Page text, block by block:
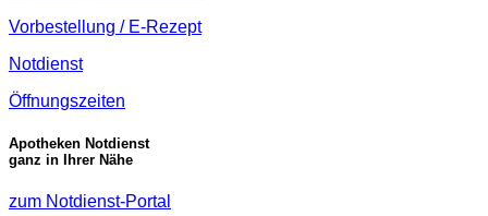
Vorbestellung / E-Rezept
Notdienst
Öffnungszeiten
Apotheken Notdienst
ganz in Ihrer Nähe
zum Notdienst-Portal